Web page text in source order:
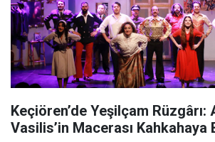
Keçiören’de Yeşilçam Rüzgârı:
Vasilis’in Macerası Kahkahaya